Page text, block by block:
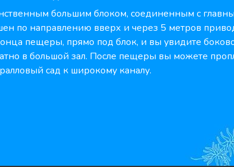
большим блоком, соединенным с
по направлению вверх и через 5 метров
пещеры, прямо под блок, и вы увидите
в большой зал. После пещеры вы можете
сад к широкому каналу.